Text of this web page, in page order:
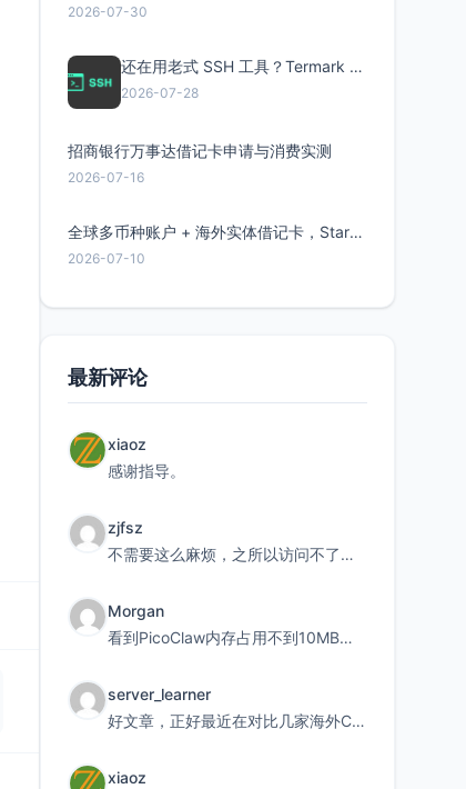
2026-07-30
还在用老式 SSH 工具？Termark 新一代跨平台智能SSH客户端了解一下
2026-07-28
招商银行万事达借记卡申请与消费实测
2026-07-16
全球多币种账户 + 海外实体借记卡，Starryblu开户教程与注意事项
2026-07-10
最新评论
xiaoz
感谢指导。
zjfsz
不需要这么麻烦，之所以访问不了，是由于非对称路由的问题，在爱快主路由添加一条静态路由192.168.
Morgan
看到PicoClaw内存占用不到10MB这个数据真的很惊喜，确实很适合我这种想用旧设备折腾AI的小白
server_learner
好文章，正好最近在对比几家海外CDN。文中提到CF免费版不支持自定义回源端口和HOST这个痛点太真实
xiaoz